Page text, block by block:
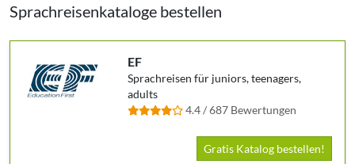
Sprachreisenkataloge bestellen
EF
Sprachreisen für juniors, teenagers,
adults
4.4 / 687 Bewertungen
Gratis Katalog bestellen!